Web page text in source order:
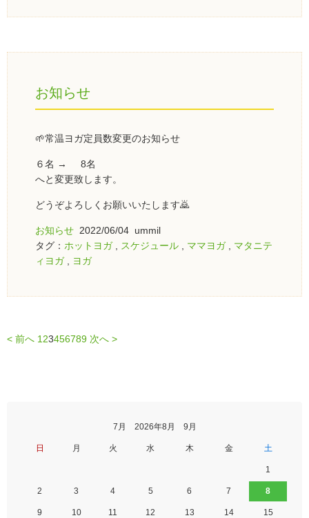
お知らせ
🌱常温ヨガ定員数変更のお知らせ
６名 → 8名
へと変更致します。
どうぞよろしくお願いいたします🙇
お知らせ 2022/06/04 ummil
タグ： ホットヨガ, スケジュール ママヨガ, マタニテ
ィヨガ, ヨガ
< 前へ 1 23456789 次へ >
7月 2026年8月 9月
日 月 火 水 木 金 土
1
2 3 4 5 6 7 8
9 10 11 12 13 14 15